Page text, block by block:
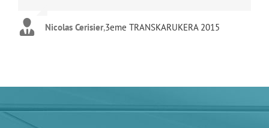
Nicolas Cerisier,3eme TRANSKARUKERA 2015